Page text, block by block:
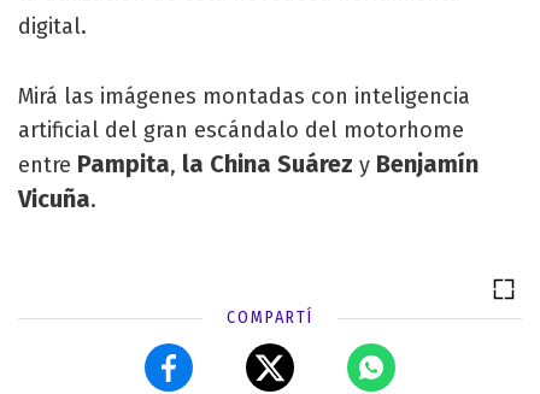
digital.
Mirá las imágenes montadas con inteligencia
artificial del gran escándalo del motorhome
entre Pampita, la China Suárez y Benjamín
Vicuña.
COMPARTÍ